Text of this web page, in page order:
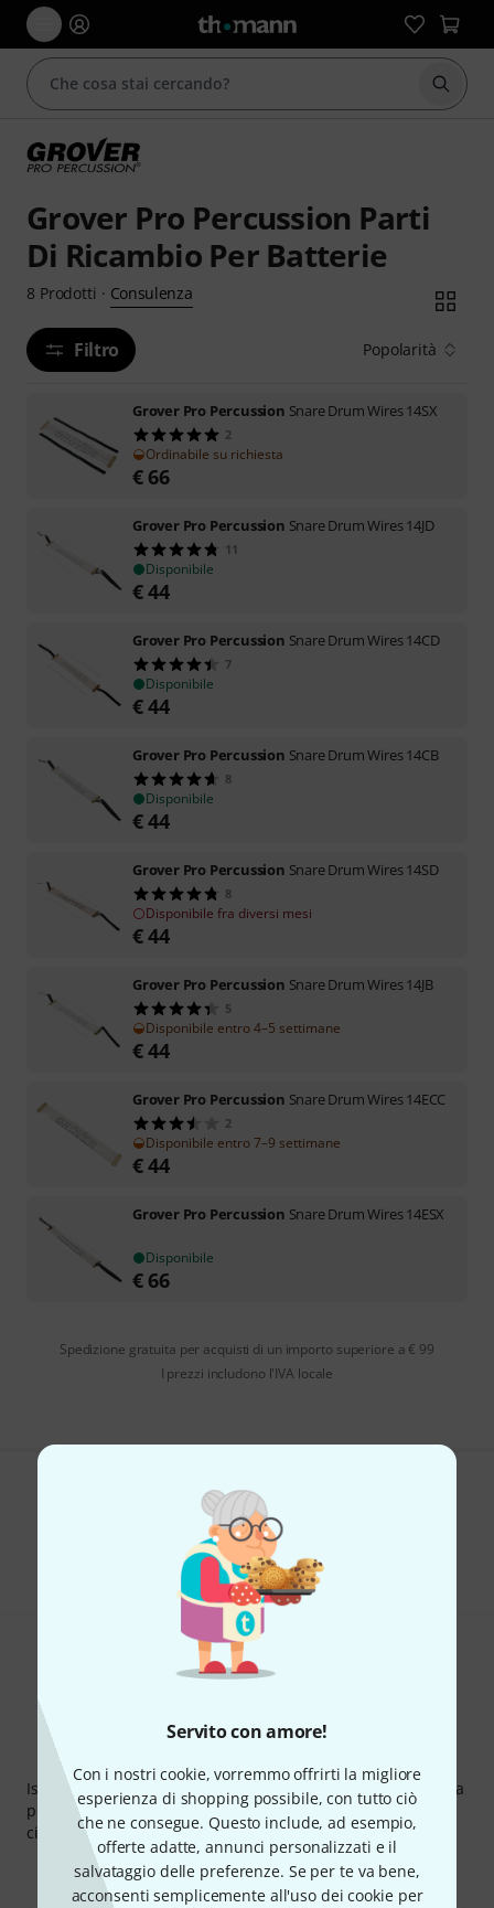
Servito con amore!
Con i nostri cookie, vorremmo offrirti la migliore
esperienza di shopping possibile, con tutto ciò
che ne consegue. Questo include, ad esempio,
offerte adatte, annunci personalizzati e il
salvataggio delle preferenze. Se per te va bene,
acconsenti semplicemente all'uso dei cookie per
Grover Pro Percussion Parti
Di Ricambio Per Batterie
8 Prodotti · Consulenza
Filtro Popolarità
Grover Pro Percussion Snare Drum Wires 14SX
2
Ordinabile su richiesta
€ 66
Grover Pro Percussion Snare Drum Wires 14JD
11
Disponibile
€44
Grover Pro Percussion Snare Drum Wires 14CD
7
Disponibile
€44
Grover Pro Percussion Snare Drum Wires 14CB
8
Disponibile
€44
Grover Pro Percussion Snare Drum Wires 14SD
8
Disponibile fra diversi mesi
€44
Grover Pro Percussion Snare Drum Wires 14JB
5
Disponibile entro 4–5 settimane
€44
Grover Pro Percussion Snare Drum Wires 14ECC
2
Disponibile entro 7–9 settimane
€44
Grover Pro Percussion Snare Drum Wires 14ESX
Disponibile
€ 66
Spedizione gratuita per acquisti di un importo superiore a € 99
I prezzi includono l'IVA locale
Ti piace ciò che vedi?
Condividi Aiuto e Commenti
Thomann Newsletter
Iscriviti alla newsletter di Thomann, e con un po' di fortuna
potrai vincere uno dei 50 buoni del valore di 50 euro
ciascuno!
Contributi d'ispirazione
Offerte
Approfondimenti Thomann